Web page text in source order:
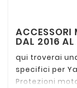
DAL 2016 AL
qui troverai
specifici per
Protezioni